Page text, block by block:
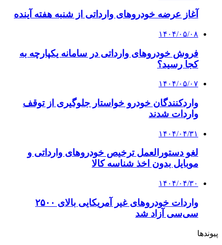
آغاز عرضه خودروهای وارداتی از شنبه هفته آینده
۱۴۰۴/۰۵/۰۸
فروش خودروهای وارداتی در سامانه یکپارچه به
کجا رسید؟
۱۴۰۴/۰۵/۰۷
واردکنندگان خودرو خواستار جلوگیری از توقف
واردات شدند
۱۴۰۴/۰۴/۳۱
لغو دستورالعمل ترخیص خودروهای وارداتی و
موبایل بدون اخذ شناسه کالا
۱۴۰۴/۰۴/۳۰
واردات خودروهای غیر آمریکایی بالای ۲۵۰۰
سی‌سی آزاد شد
پیوندها